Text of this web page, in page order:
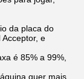
da placa do
e
é 85% a 99%,
quer mais